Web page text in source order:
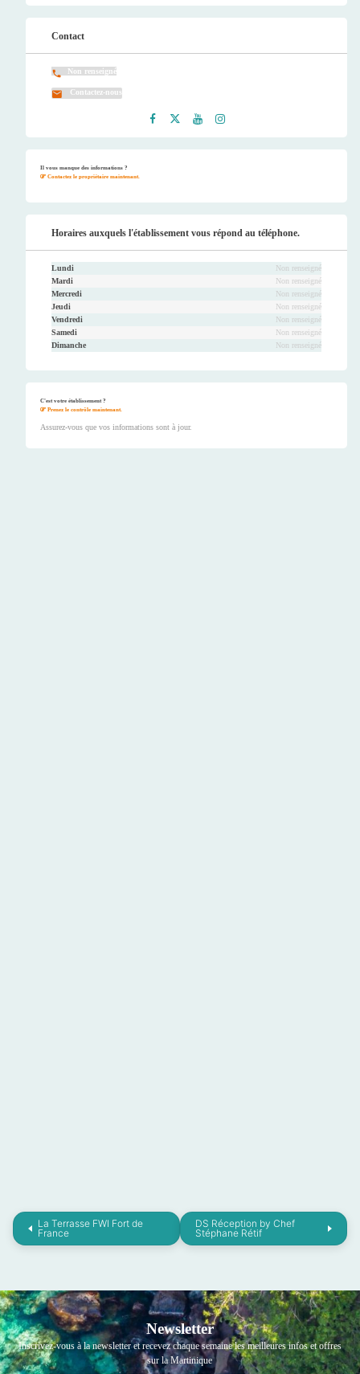
Contact
Non renseigné
Contactez-nous
Il vous manque des informations ?
Contactez le propriétaire maintenant.
Horaires auxquels l'établissement vous répond au téléphone.
Lundi
Non renseigné
Mardi
Non renseigné
Mercredi
Non renseigné
Jeudi
Non renseigné
Vendredi
Non renseigné
Samedi
Non renseigné
Dimanche
Non renseigné
C'est votre établissement ?
Prenez le contrôle maintenant.
Assurez-vous que vos informations sont à jour.
La Terrasse FWI Fort de
France
DS Réception by Chef
Stéphane Rétif
Newsletter
Inscrivez-vous à la newsletter et recevez chaque semaine les meilleures infos et offres
sur la Martinique